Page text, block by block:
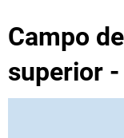
Campo
superior